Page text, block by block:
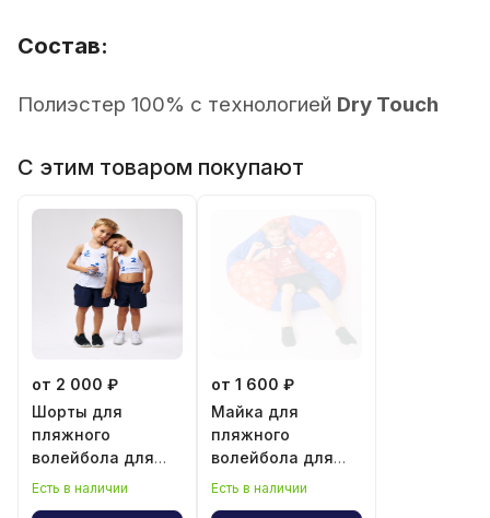
Состав:
Полиэстер 100% с технологией Dry Touch
С этим товаром покупают
от 2 000 ₽
Шорты для
пляжного
волейбола для
мальчика и
Есть в наличии
от 1 600 ₽
Майка для
пляжного
волейбола для
мальчика
Есть в наличии